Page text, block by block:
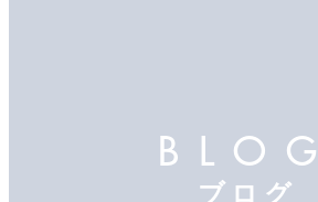
BLOG
ブログ